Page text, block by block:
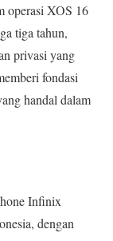
operasi XOS 16
tiga tahun,
privasi yang
fondasi
handal dalam
Infinix
dengan